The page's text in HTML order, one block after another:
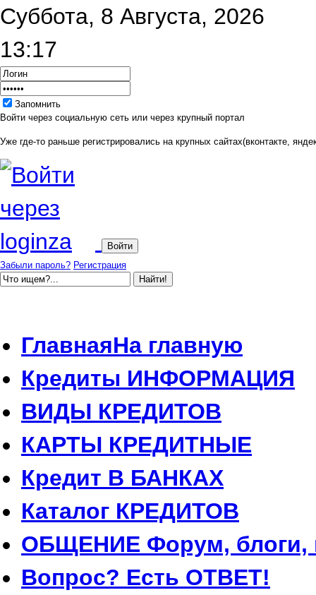
Суббота, 8 Августа, 2026
13:17
Запомнить
Войти через социальную сеть или через крупный портал
Уже где-то раньше регистрировались на крупных сайтах(вконтакте,
Забыли пароль? Регистрация
ГлавнаяНа главную
Кредиты ИНФОРМАЦИЯ
ВИДЫ КРЕДИТОВ
КАРТЫ КРЕДИТНЫЕ
Кредит В БАНКАХ
Каталог КРЕДИТОВ
ОБЩЕНИЕ Форум, блоги,
Вопрос? Есть ОТВЕТ!